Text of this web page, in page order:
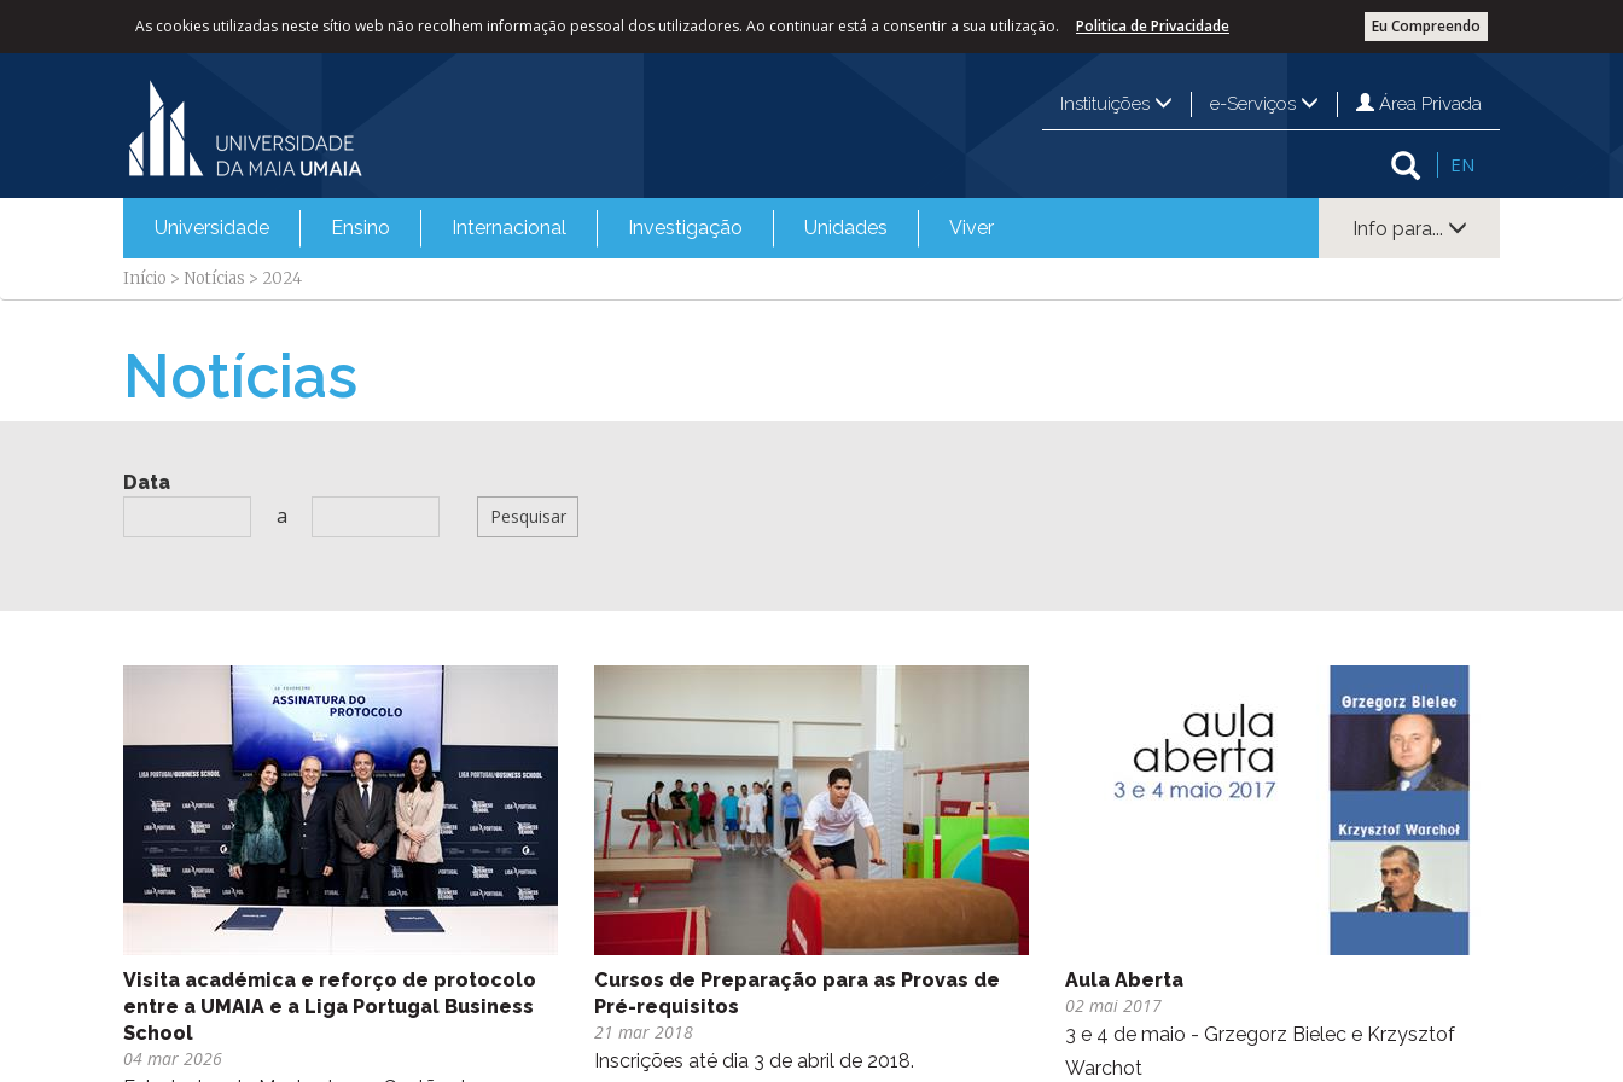
As cookies utilizadas neste sítio web não recolhem informação pessoal dos utilizadores. Ao continuar está a consentir a sua utilização. Eu Compreendo
Politica de Privacidade
Instituições e-Serviços Área Privada
EN
Universidade Ensino Internacional Investigação Unidades Viver Info para...
Início > Notícias > 2024
Notícias
Data
a
Visita académica e reforço de protocolo
entre a UMAIA e a Liga Portugal Business
School
04 mar 2026
Cursos de Preparação para as Provas de
Pré-requisitos
21 mar 2018
Inscrições até dia 3 de abril de 2018.
Aula Aberta
02 mai 2017
3 e 4 de maio - Grzegorz Bielec e Krzysztof
Warchot